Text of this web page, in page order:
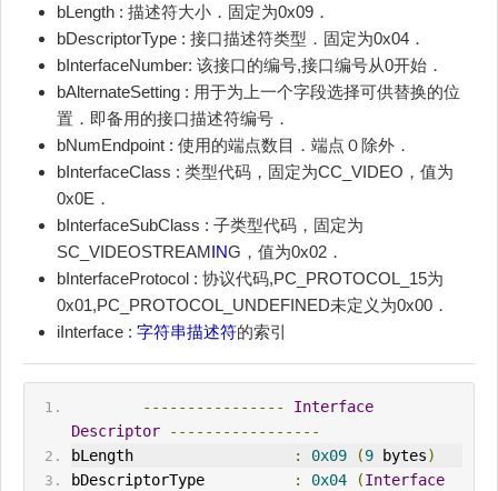
bLength : 描述符大小．固定为0x09．
bDescriptorType : 接口描述符类型．固定为0x04．
bInterfaceNumber: 该接口的编号,接口编号从0开始．
bAlternateSetting : 用于为上一个字段选择可供替换的位
置．即备用的接口描述符编号．
bNumEndpoint : 使用的端点数目．端点０除外．
bInterfaceClass : 类型代码，固定为CC_VIDEO，值为
0x0E．
bInterfaceSubClass : 子类型代码，固定为
SC_VIDEOSTREAMING，值为0x02．
bInterfaceProtocol : 协议代码,PC_PROTOCOL_15为
0x01,PC_PROTOCOL_UNDEFINED未定义为0x00．
iInterface : 字符串描述符的索引
----------------
Interface
Descriptor
-----------------
bLength
: 0x09 (9 bytes)
bDescriptorType
: 0x04 (Interface